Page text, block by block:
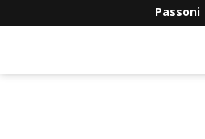
Passoni